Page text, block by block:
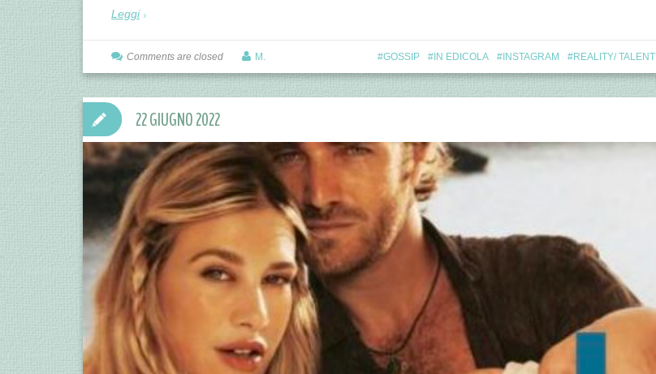
Leggi
GOSSIP IN EDICOLA INSTAGRAM REALITY/ TALENT
Comments are closed M.
22 GIUGNO 2022